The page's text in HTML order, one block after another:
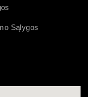
Sąlygos